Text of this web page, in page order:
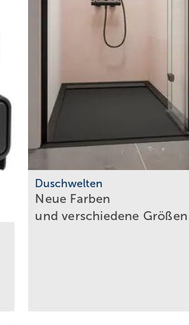
Duschwelten
Neue Farben
und verschiedene Größen